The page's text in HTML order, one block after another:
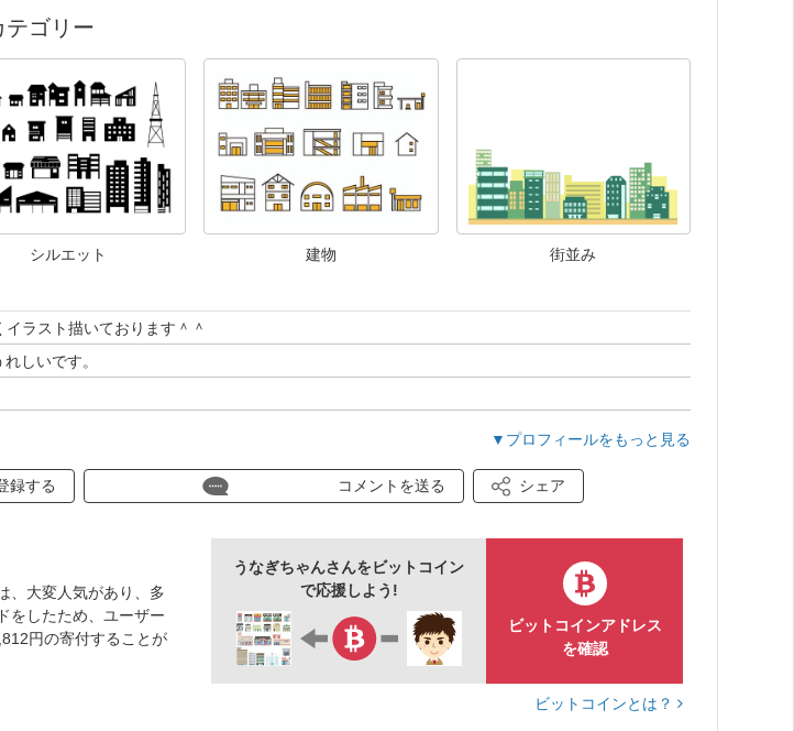
テゴリー
シルエット 建物 街並み
ラスト描いております＾＾
しいです。
▼プロフィールをもっと見る
録する コメントを送る シェア
、大変人気があり、多
をしたため、ユーザー
円の寄付することが
うなぎちゃんさんをビットコイン
で応援しよう!
ビットコインアドレス
を確認
ビットコインとは？